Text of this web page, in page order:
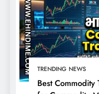
TRENDING NEWS
Best